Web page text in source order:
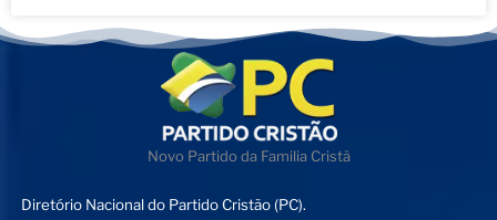
Novo Partido da Familia Cristã
Diretório Nacional do Partido Cristão (PC).